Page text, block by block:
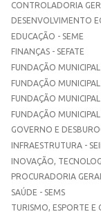
CONTROLADORIA
DESENVOLVIMENTO
EDUCAÇÃO - SEME
FINANÇAS - SEFATE
FUNDAÇÃO
FUNDAÇÃO
FUNDAÇÃO
FUNDAÇÃO
GOVERNO E
INFRAESTRUTURA -
INOVAÇÃO,
PROCURADORIA
SAÚDE - SEMS
TURISMO, ESPORTE E